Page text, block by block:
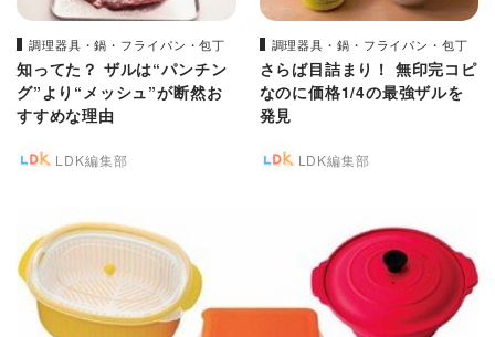
調理器具・鍋・フライパン・包丁
知ってた？ ザルは“パンチン
グ”より“メッシュ”が断然お
すすめな理由
LDK編集部
調理器具・鍋・フライパン・包丁
さらば目詰まり！ 無印完コピ
なのに価格1/4の最強ザルを
発見
LDK編集部